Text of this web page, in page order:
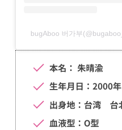
bugAboo 버가부
本名： 朱晴渝
生年月日：2000
出身地：台湾 台
血液型：O型